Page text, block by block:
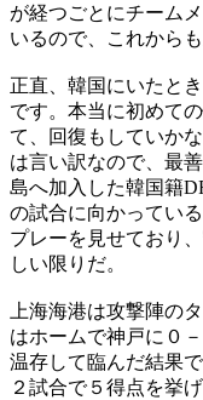
が経つごとにチーム
いるので、これから
正直、韓国にいたと
です。本当に初めて
て、回復もしていか
は言い訳なので、最
島へ加入した韓国籍
の試合に向かってい
プレーを見せており
しい限りだ。
上海海港は攻撃陣の
はホームで神戸に０
温存して臨んだ結果
２試合で５得点を挙